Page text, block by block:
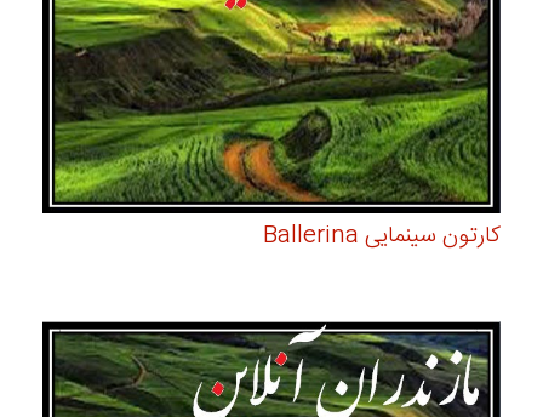
کارتون سینمایی Ballerina